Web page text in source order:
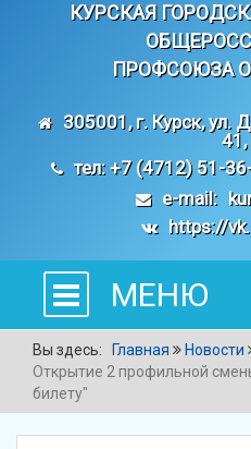
КУРСКАЯ
ПРОФСОЮЗА
305001, г. Курск, ул.
41,
тел: +7 (4712) 51-
e-mail:
https://
МЕНЮ
Вы здесь: Главная
Новости
Открытие 2 профильной
билету"